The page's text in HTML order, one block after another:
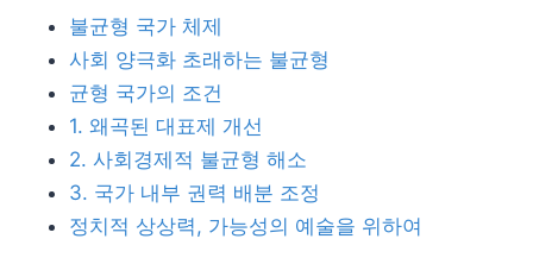
불균형 국가 체제
사회 양극화 초래하는 불균형
균형 국가의 조건
1. 왜곡된 대표제 개선
2. 사회경제적 불균형 해소
3. 국가 내부 권력 배분 조정
정치적 상상력, 가능성의 예술을 위하여